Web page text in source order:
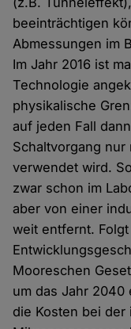
beeinträchtigen
Abmessungen im
Im Jahr 2016 ist
Technologie
physikalische
auf jeden Fall
Schaltvorgang
verwendet wird.
zwar schon im
aber von einer
weit entfernt.
Mooreschen
um das Jahr 2040
die Kosten bei